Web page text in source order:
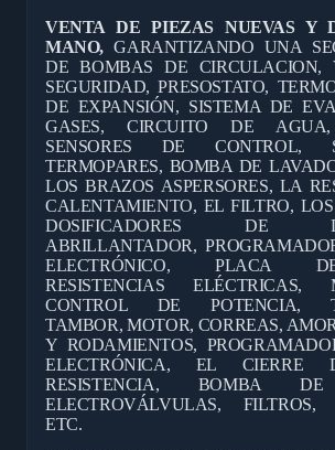
VENTA DE PIEZAS NUEVAS Y
MANO, GARANTIZANDO UNA
DE BOMBAS DE CIRCULACION,
SEGURIDAD, PRESOSTATO,
DE EXPANSIÓN, SISTEMA DE
GASES, CIRCUITO DE
SENSORES DE CONTROL,
TERMOPARES, BOMBA DE
LOS BRAZOS ASPERSORES, LA
CALENTAMIENTO, EL FILTRO, LOS
DOSIFICADORES DE
ABRILLANTADOR,
ELECTRÓNICO, PLACA
RESISTENCIAS
CONTROL DE POTENCIA,
TAMBOR, MOTOR, CORREAS,
Y RODAMIENTOS,
ELECTRÓNICA, EL CIERRE
RESISTENCIA, BOMBA DE
ELECTROVÁLVULAS, FILTROS,
ETC.